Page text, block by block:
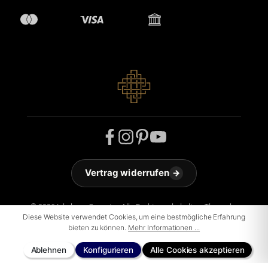
© 2026 Jakobson Carpets - Alle Rechte vorbehalten. Theme by
ThemeWare®
Vertrag widerrufen →
Diese Website verwendet Cookies, um eine bestmögliche Erfahrung
bieten zu können. Mehr Informationen ...
Ablehnen Konfigurieren Alle Cookies akzeptieren